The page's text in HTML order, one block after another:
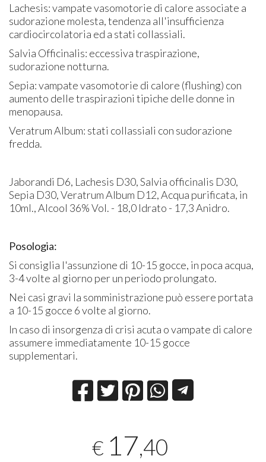
Lachesis: vampate vasomotorie di calore associate a
sudorazione molesta, tendenza all'insufficienza
cardiocircolatoria ed a stati collassiali.
Salvia Officinalis: eccessiva traspirazione,
sudorazione notturna.
Sepia: vampate vasomotorie di calore (flushing) con
aumento delle traspirazioni tipiche delle donne in
menopausa.
Veratrum Album: stati collassiali con sudorazione
fredda.
Jaborandi D6, Lachesis D30, Salvia officinalis D30,
Sepia D30, Veratrum Album D12, Acqua purificata, in
10ml., Alcool 36% Vol. - 18,0 Idrato - 17,3 Anidro.
Posologia:
Si consiglia l'assunzione di 10-15 gocce, in poca acqua,
3-4 volte al giorno per un periodo prolungato.
Nei casi gravi la somministrazione può essere portata
a 10-15 gocce 6 volte al giorno.
In caso di insorgenza di crisi acuta o vampate di calore
assumere immediatamente 10-15 gocce
supplementari.
€ 17,40